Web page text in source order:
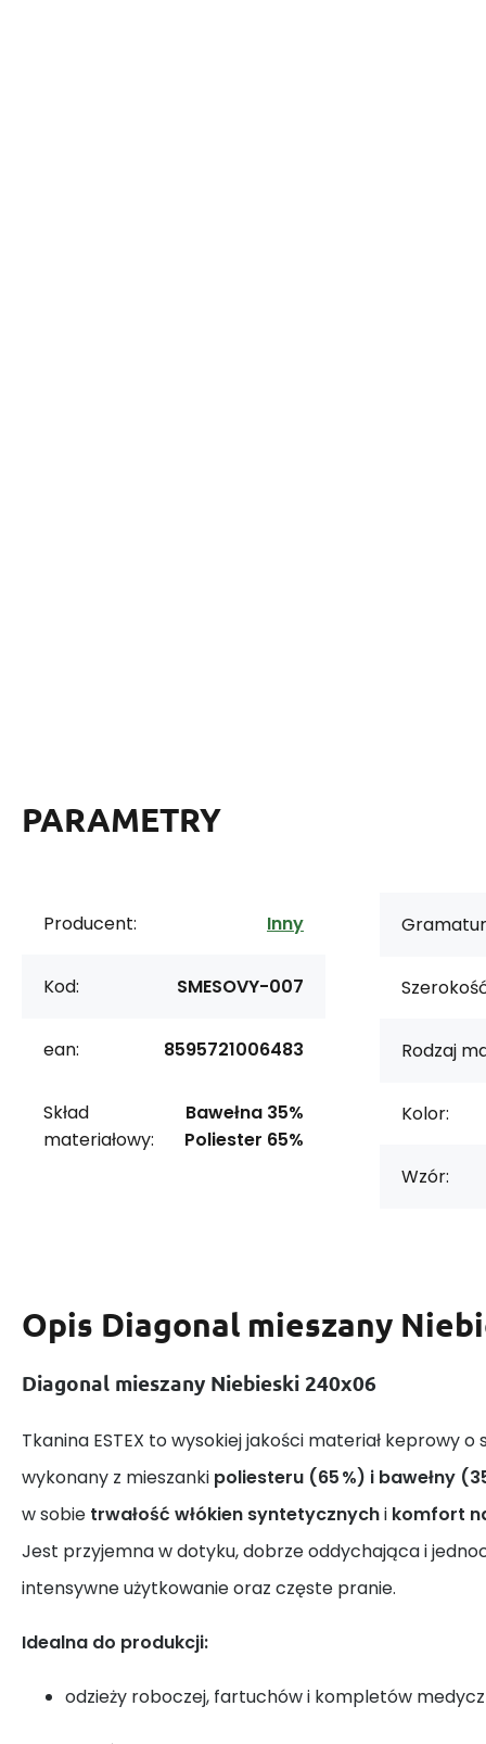
PARAMETRY
Producent: Inny
Kod: SMESOVY-007
ean: 8595721006483
Skład
materiałowy:
Bawełna 35%
Poliester 65%
Rodzaj
Kolor:
Wzór:
Opis Diagonal mieszany
Diagonal mieszany Niebieski 240x06
Tkanina ESTEX to wysokiej jakości materiał keprowy o
wykonany z mieszanki poliesteru (65 %) i bawełny
w sobie trwałość włókien syntetycznychi komfort
Jest przyjemna w dotyku, dobrze oddychająca i
intensywne użytkowanie oraz częste pranie.
Idealna do produkcji:
odzieży roboczej, fartuchów i kompletów